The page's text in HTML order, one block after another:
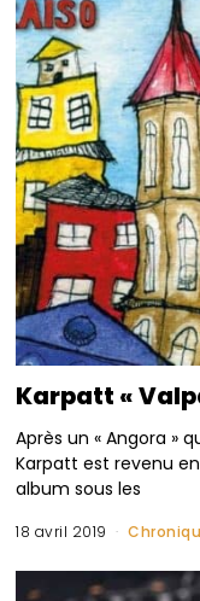
Karpatt «
Après un « Angora »
Karpatt est revenu
album sous les
18 avril 2019